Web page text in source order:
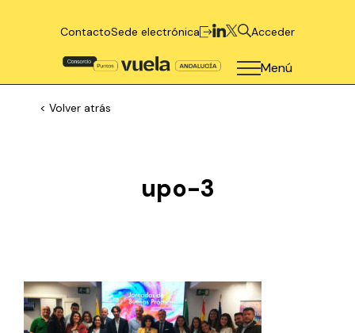
ContactoSede electrónica Acceder
Menú
< Volver atrás
upo-3